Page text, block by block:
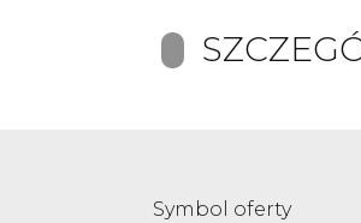
Symbol oferty